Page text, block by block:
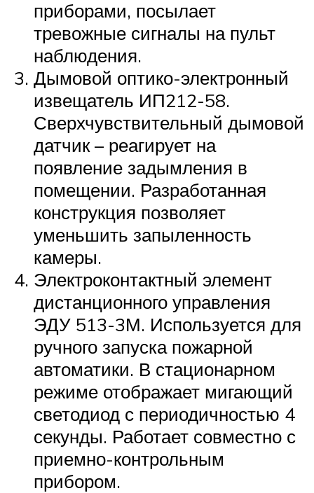
приборами, посылает
тревожные сигналы на пульт
наблюдения.
Дымовой оптико-электронный
извещатель ИП212-58.
Сверхчувствительный дымовой
датчик – реагирует на
появление задымления в
помещении. Разработанная
конструкция позволяет
уменьшить запыленность
камеры.
Электроконтактный элемент
дистанционного управления
ЭДУ 513-3М. Используется для
ручного запуска пожарной
автоматики. В стационарном
режиме отображает мигающий
светодиод с периодичностью 4
секунды. Работает совместно с
приемно-контрольным
прибором.